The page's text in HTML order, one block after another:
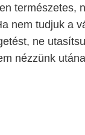
természetes,
nem tudjuk a
ne
nézzünk